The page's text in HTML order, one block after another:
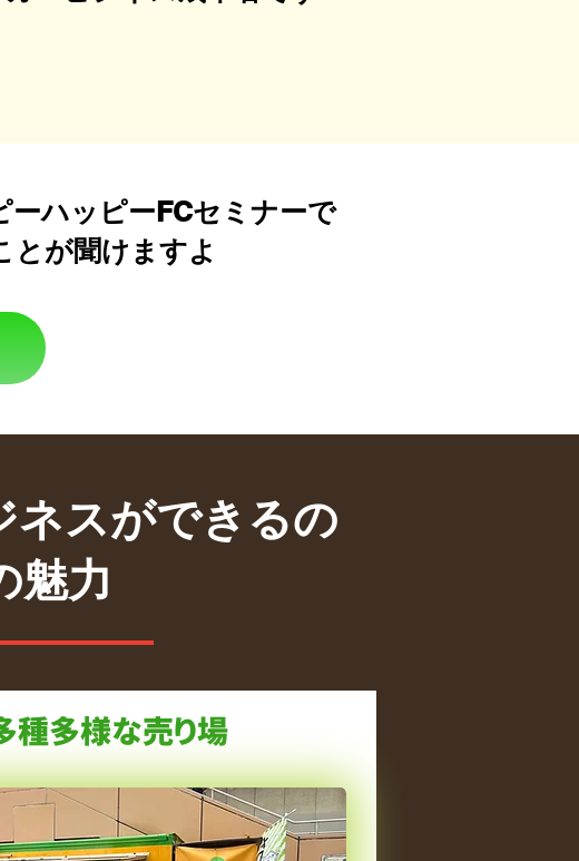
ハッピーFCセミナーで
とが聞けますよ
ネスができるの
魅力
種多様な売り場